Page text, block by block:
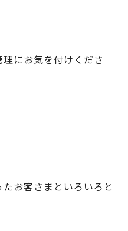
にお気を付けくださ
お客さまといろいろと